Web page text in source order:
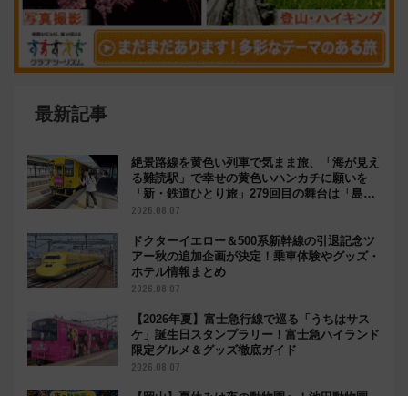
最新記事
絶景路線を黄色い列車で気まま旅、「海が見え
る難読駅」で幸せの黄色いハンカチに願いを
「新・鉄道ひとり旅」279回目の舞台は「島原
鉄道」
2026.08.07
ドクターイエロー＆500系新幹線の引退記念ツ
アー秋の追加企画が決定！乗車体験やグッズ・
ホテル情報まとめ
2026.08.07
【2026年夏】富士急行線で巡る「うちはサス
ケ」誕生日スタンプラリー！富士急ハイランド
限定グルメ＆グッズ徹底ガイド
2026.08.07